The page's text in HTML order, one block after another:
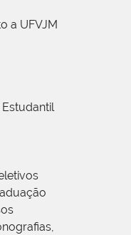
a UFVJM
Estudantil